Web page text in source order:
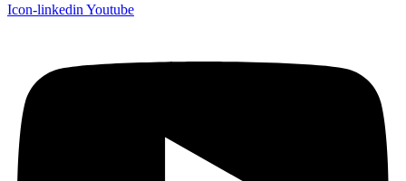
Icon-linkedin Youtube